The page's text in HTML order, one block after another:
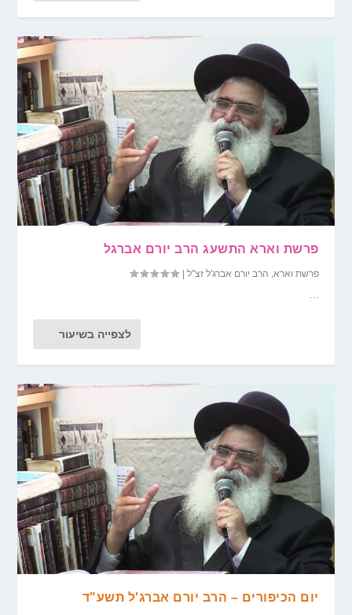
פרשת וארא התשעג הרב יורם אברגל
פרשת וארא, הרב יורם אברג'ל זצ"ל |
...
לצפייה בשיעור
יום הכיפורים – הרב יורם אברג'ל תשע"ד